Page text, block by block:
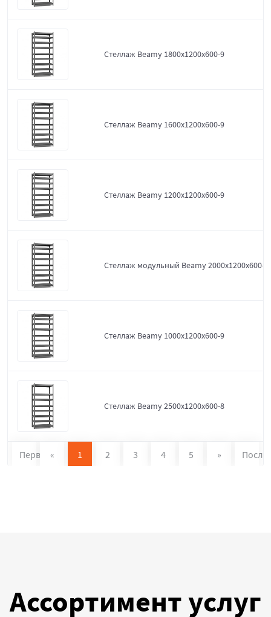
Стеллаж Beamy 1800x1200x600-9
Стеллаж Beamy 1600x1200x600-9
Стеллаж Beamy 1200x1200x600-9
Стеллаж модульный Beamy 2000x1200x600-9
Стеллаж Beamy 1000x1200x600-9
Стеллаж Beamy 2500x1200x600-8
Первая « 1 2 3 4 5 »
Ассортимент услуг